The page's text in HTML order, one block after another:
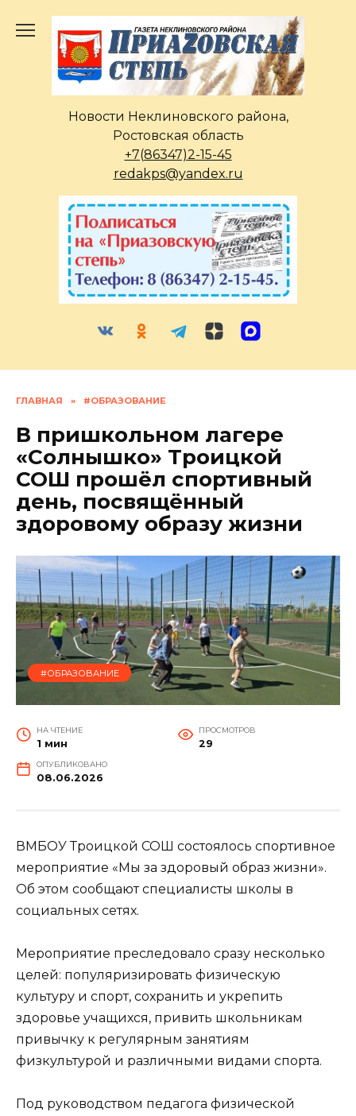
содержанию
Новости Неклиновского района,
Ростовская область
+7(86347)2-15-45
redakps@yandex.ru
ГЛАВНАЯ » #ОБРАЗОВАНИЕ
В пришкольном лагере
«Солнышко» Троицкой
СОШ прошёл спортивный
день, посвящённый
здоровому образу жизни
#ОБРАЗОВАНИЕ
НА ЧТЕНИЕ
1 мин
ПРОСМОТРОВ
29
ОПУБЛИКОВАНО
08.06.2026
ВМБОУ Троицкой СОШ состоялось спортивное
мероприятие «Мы за здоровый образ жизни».
Об этом сообщают специалисты школы в
социальных сетях.
Мероприятие преследовало сразу несколько
целей: популяризировать физическую
культуру и спорт, сохранить и укрепить
здоровье учащихся, привить школьникам
привычку к регулярным занятиям
физкультурой и различными видами спорта.
Под руководством педагога физической